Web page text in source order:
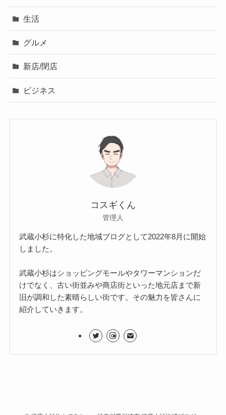
生活
グルメ
新店/閉店
ビジネス
コスギくん
管理人
武蔵小杉に特化した地域ブログとして2022年8月に開始
しました。
武蔵小杉はショッピングモールやタワーマンションだ
けでなく、古い街並みや商店街といった地元店まで新
旧が調和した素晴らしい街です。その魅力を皆さんに
紹介していきます。